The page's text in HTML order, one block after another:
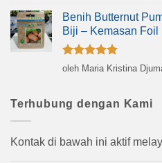
Benih Butternut
Biji – Kemasan Foil
Dinilai5
oleh Maria Kristina
Terhubung dengan Kami
Kontak di bawah ini aktif